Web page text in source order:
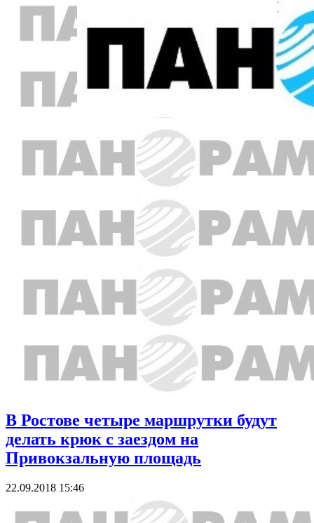
В Ростове четыре маршрутки будут
делать крюк с заездом на
Привокзальную площадь
22.09.2018 15:46